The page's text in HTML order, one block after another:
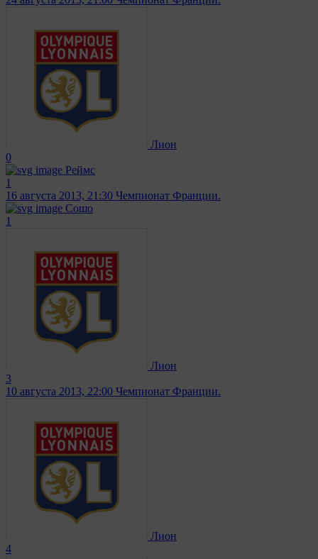
Лион
0
Реймс
1
16 августа 2013, 21:30 Чемпионат Франции.
Сошо
1
Лион
3
10 августа 2013, 22:00 Чемпионат Франции.
Лион
4